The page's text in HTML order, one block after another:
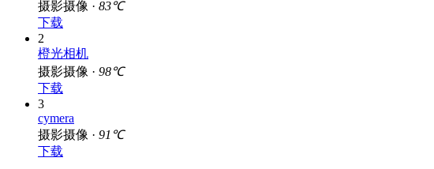
摄影摄像 · 83℃
下载
2
橙光相机
摄影摄像 · 98℃
下载
3
cymera
摄影摄像 · 91℃
下载